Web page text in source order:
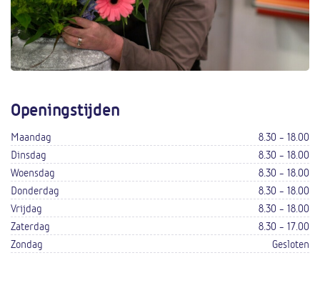
Openingstijden
Maandag
8.30 - 18.00
Dinsdag
8.30 - 18.00
Woensdag
8.30 - 18.00
Donderdag
8.30 - 18.00
Vrijdag
8.30 - 18.00
Zaterdag
8.30 - 17.00
Zondag
Gesloten